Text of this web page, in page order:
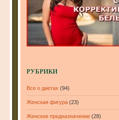
РУБРИКИ
Все о диетах (94)
Женская фигура (23)
Женское предназначение (28)